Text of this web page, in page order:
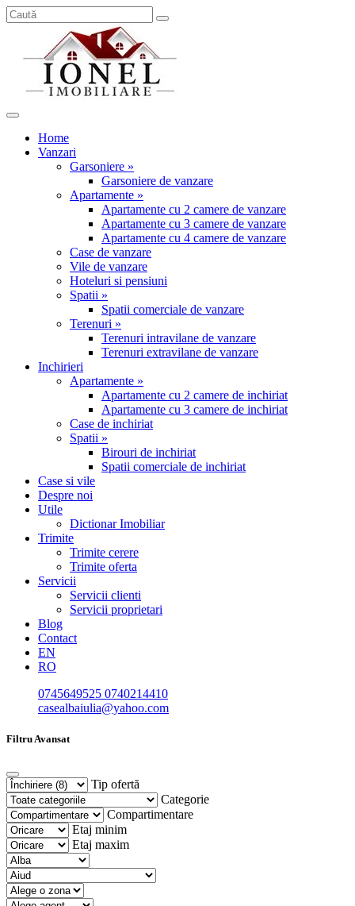
Home
Vanzari
Garsoniere »
Garsoniere de vanzare
Apartamente »
Apartamente cu 2 camere de vanzare
Apartamente cu 3 camere de vanzare
Apartamente cu 4 camere de vanzare
Case de vanzare
Vile de vanzare
Hoteluri si pensiuni
Spatii »
Spatii comerciale de vanzare
Terenuri »
Terenuri intravilane de vanzare
Terenuri extravilane de vanzare
Inchirieri
Apartamente »
Apartamente cu 2 camere de inchiriat
Apartamente cu 3 camere de inchiriat
Case de inchiriat
Spatii »
Birouri de inchiriat
Spatii comerciale de inchiriat
Case si vile
Despre noi
Utile
Dictionar Imobiliar
Trimite
Trimite cerere
Trimite oferta
Servicii
Servicii clienti
Servicii proprietari
Blog
Contact
EN
RO
0745649525 0740214410
casealbaiulia@yahoo.com
Filtru Avansat
Tip ofertă
Categorie
Compartimentare
Etaj minim
Etaj maxim